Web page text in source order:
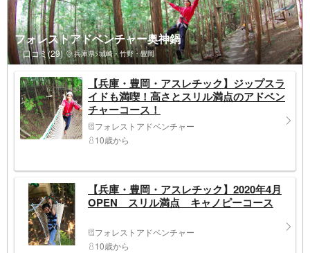
フォレストアドベンチャー奥神鍋
口コミ(29) 兵庫県>城崎・竹野・豊岡
【兵庫・豊岡・アスレチック】ジップスラ
イドも満喫！高さとスリル満点のアドベン
チャーコース！
フォレストアドベンチャー
10歳から
【兵庫・豊岡・アスレチック】2020年4月
OPEN スリル満点 キャノピーコース
フォレストアドベンチャー
10歳から